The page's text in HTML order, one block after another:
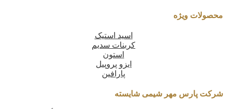
محصولات ویژه
اسید استیک
کربنات سدیم
استون
ایزو پروپیل
پارافین
شرکت پارس مهر شیمی شایسته